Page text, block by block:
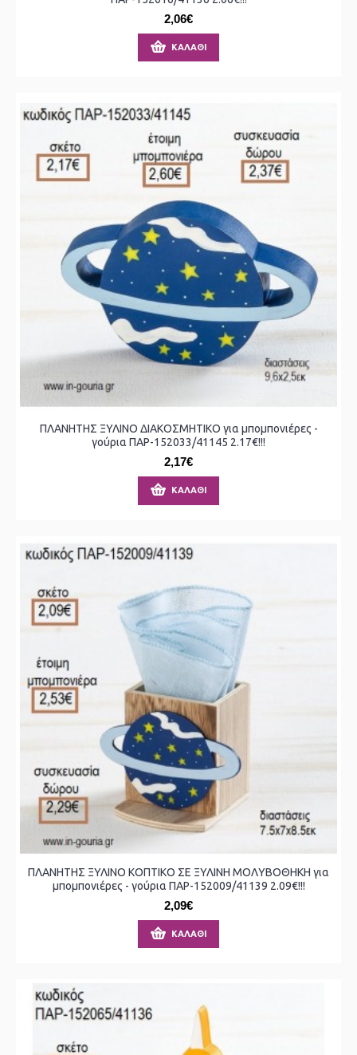
2,06€
ΚΑΛΆΘΙ
ΠΛΑΝΗΤΗΣ ΞΥΛΙΝΟ ΔΙΑΚΟΣΜΗΤΙΚΟ για μπομπονιέρες -
γούρια ΠΑΡ-152033/41145 2.17€!!!
2,17€
ΚΑΛΆΘΙ
ΠΛΑΝΗΤΗΣ ΞΥΛΙΝΟ ΚΟΠΤΙΚΟ ΣΕ ΞΥΛΙΝΗ ΜΟΛΥΒΟΘΗΚΗ για
μπομπονιέρες - γούρια ΠΑΡ-152009/41139 2.09€!!!
2,09€
ΚΑΛΆΘΙ